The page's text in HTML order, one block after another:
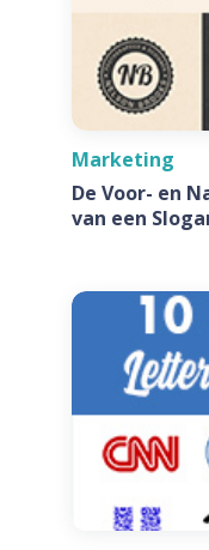
Marketing
De Voor- en
van een